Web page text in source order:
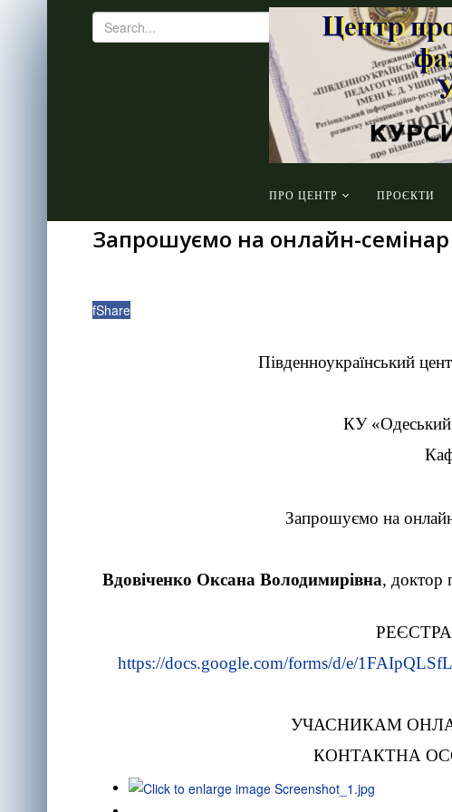
ПРО ЦЕНТР ПРОЄКТИ
Запрошуємо на онлайн-
fShare
Південноукраїнський
КУ «Одеський
Запрошуємо на
Вдовіченко Оксана Володимирівна, доктор
https://docs.google.com/forms/d/e/
УЧАСНИКАМ
КОНТАКТНА